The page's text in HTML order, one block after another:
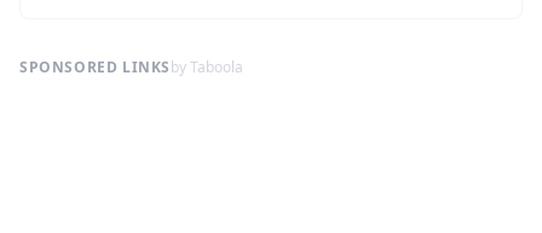
SPONSORED LINKSby Taboola